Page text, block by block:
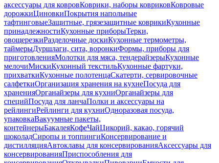
аксессуары для ковровКоврики, наборы ковриковКовровые
дорожкиЦиновкиПокрытия напольные
тафтинговыеЗащитные, грязезащитные коврикиКухонные
принадлежностиКухонные приборыТерки,
овощерезкиРазделочные доскиКухонные термометры,
таймерыДуршлаги, сита, воронкиФормы, приборы для
приготовленияМолотки для мяса, тендерайзерыКухонные
мелочиМискиКухонный текстильКухонные фартуки,
прихваткиКухонные полотенцаСкатерти, сервировочные
салфеткиОрганизация хранения на кухнеПосуда для
храненияОрганайзеры для кухниОрганайзеры для
специйПосуда для ланчаПолки и аксессуары на
рейлингиРейлинги для кухниОдноразовая посуда,
упаковкаВакуумные пакеты,
контейнерыБакалеяКофеЧайЦикорий, какао, горячий
шоколадСиропы и топпингиКонсервирование и
дистилляцияАвтоклавы для консервированияАксессуары для
консервированияПриспособления для